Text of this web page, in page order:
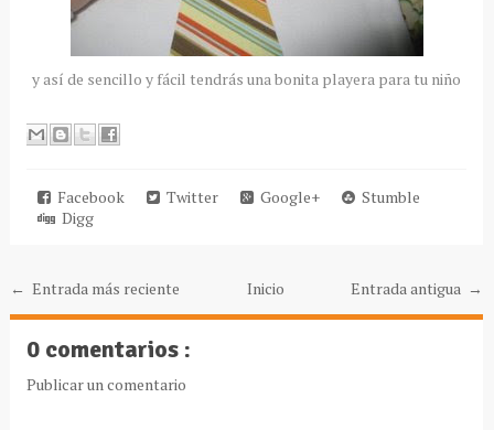
yasí de sencillo y fácil tendrás una bonita playera para tu niño
Facebook Twitter Google+
Stumble
Digg
← Entrada más reciente Entrada antigua →
Inicio
0 comentarios :
Publicar un comentario